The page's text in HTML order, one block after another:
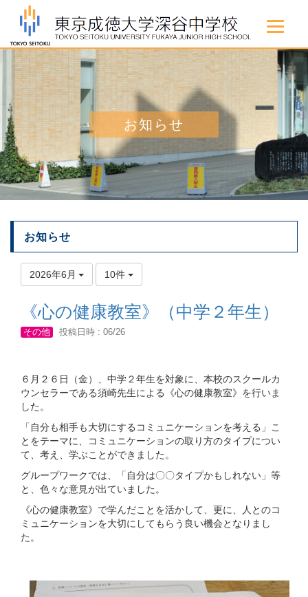
お知らせ
お知らせ
2026年6月 10件
《心の健康教室》（中学２年生）
その他 投稿日時 : 06/26
６月２６日（金）、中学２年生を対象に、本校のスクールカ
ウンセラーである須崎先生による《心の健康教室》を行いま
した。
「自分も相手も大切にするコミュニケーションを考える」こ
とをテーマに、コミュニケーションの取り方のタイプについ
て、考え、学ぶことができました。
グループワークでは、「自分は〇〇タイプかもしれない」等
と、色々な意見が出ていました。
《心の健康教室》で学んだことを活かして、更に、人とのコ
ミュニケーションを大切にしてもらう良い機会となりまし
た。